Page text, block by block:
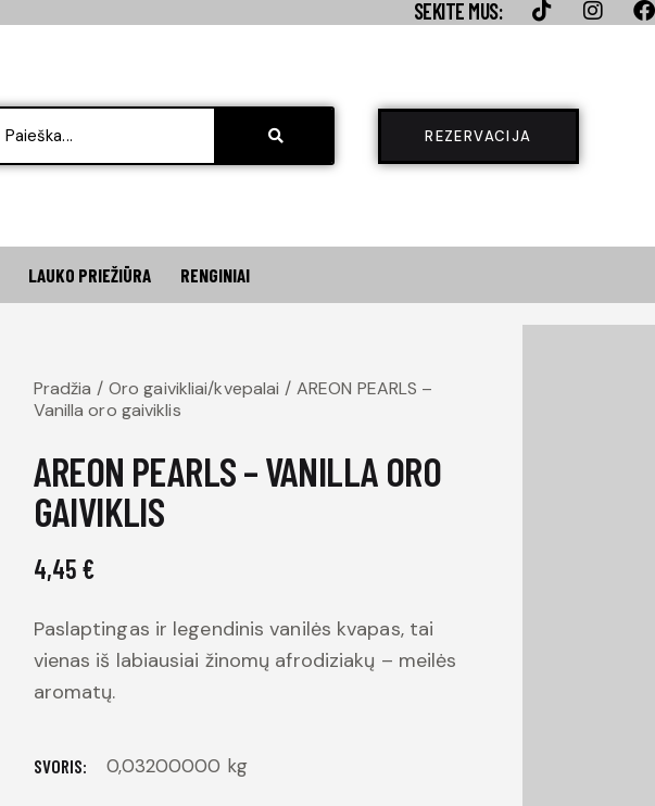
SEKITE MUS:
REZERVACIJA
LAUKO PRIEŽIŪRA RENGINIAI
Pradžia Oro gaivikliai/kvepalai
AREON PEARLS –
Vanilla oro gaiviklis
AREON PEARLS – VANILLA ORO
GAIVIKLIS
4,45 €
Paslaptingas ir legendinis vanilės kvapas, tai
vienas iš labiausiai žinomų afrodiziakų – meilės
aromatų.
SVORIS 0,03200000 kg